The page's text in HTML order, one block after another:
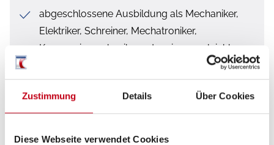
Zustimmung Details Über Cookies
Diese Webseite verwendet Cookies
abgeschlossene Ausbildung als Mechaniker,
Elektriker, Schreiner, Mechatroniker,
Karosseriemechaniker oder eine vergleichbare
idealerweise Berufserfahrung im Bereich